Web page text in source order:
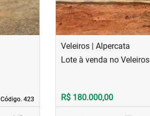
Código. 423
Código. 423
Veleiros | Alpercata
Lote à venda no Veleiros
R$ 180.000,00